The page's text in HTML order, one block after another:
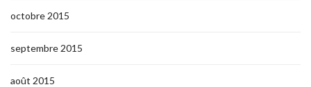
octobre 2015
septembre 2015
août 2015